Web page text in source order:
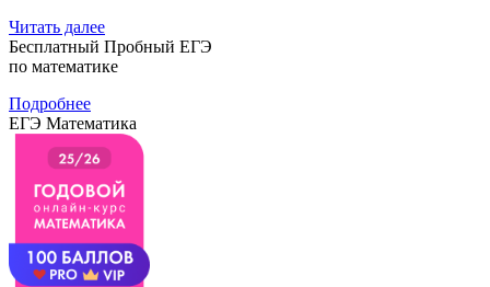
Читать далее
Бесплатный Пробный ЕГЭ
по математике
Подробнее
ЕГЭ Математика